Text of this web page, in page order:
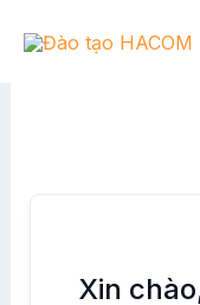
Xin